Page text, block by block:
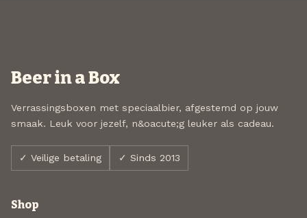
Beer in a Box
Verrassingsboxen met speciaalbier, afgestemd op jouw
smaak. Leuk voor jezelf, n&oacute;g leuker als cadeau.
✓ Veilige betaling ✓ Sinds 2013
Shop